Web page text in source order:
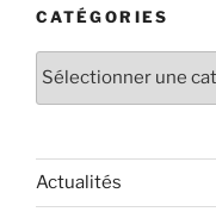
CATÉGORIES
Catégories
Actualités